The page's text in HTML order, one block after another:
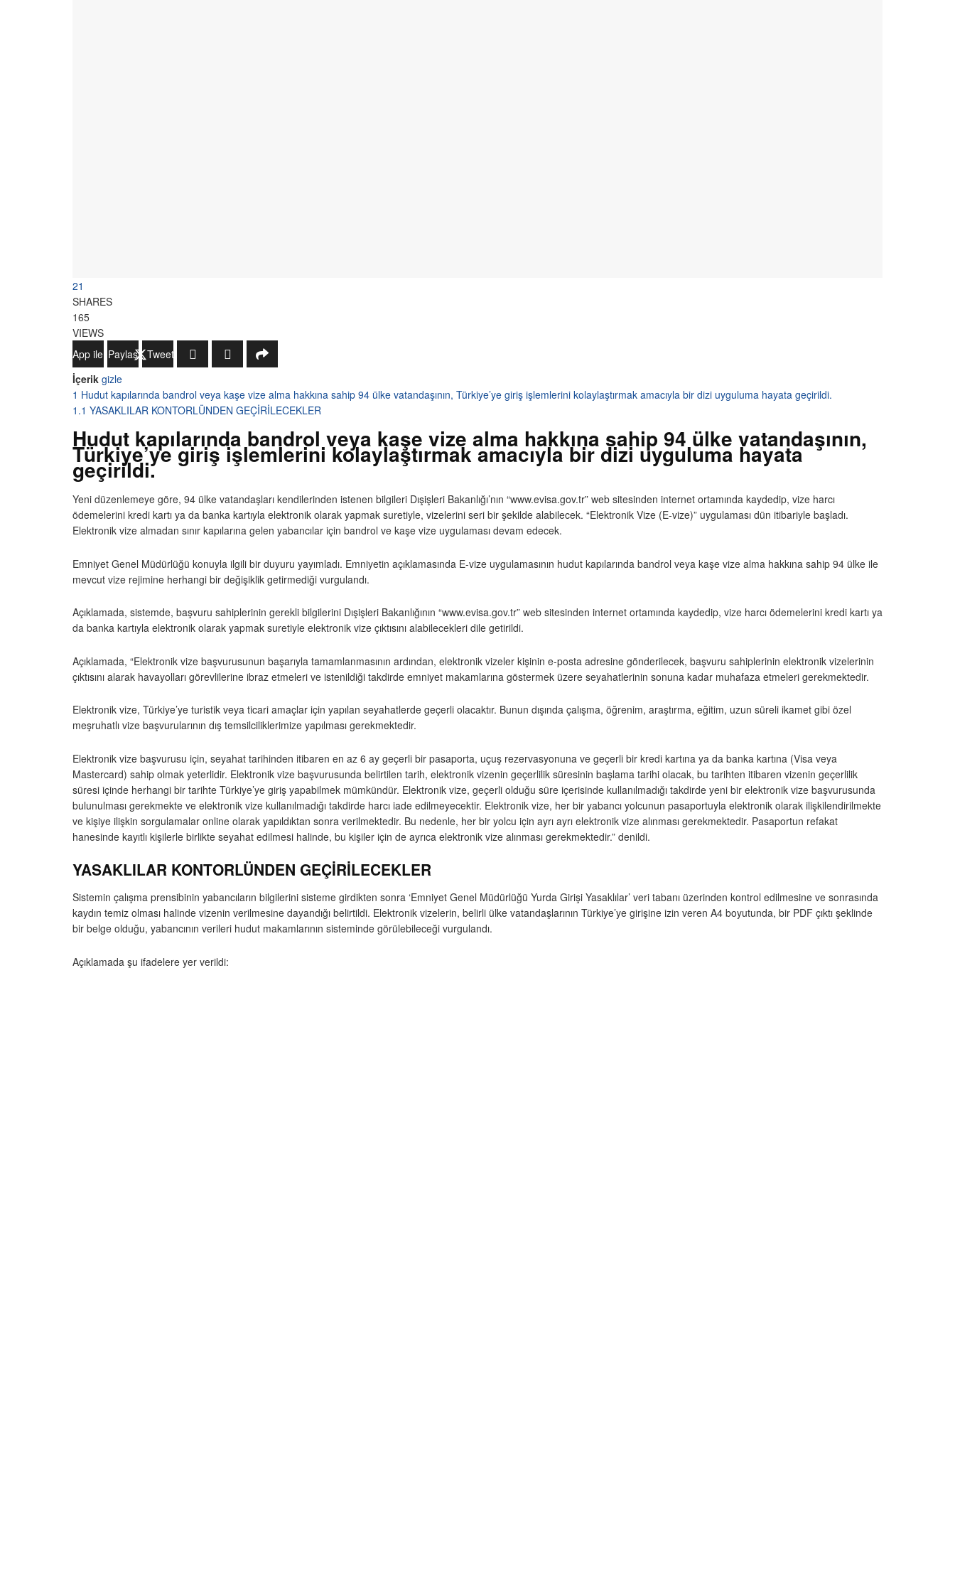
21
SHARES
165
VIEWS
WhatsApp ile Gönder
Paylaş
Tweetle
İçerik gizle
1 Hudut kapılarında bandrol veya kaşe vize alma hakkına sahip 94 ülke vatandaşının, Türkiye’ye giriş işlemlerini kolaylaştırmak amacıyla bir dizi uyguluma hayata geçirildi.
1.1 YASAKLILAR KONTORLÜNDEN GEÇİRİLECEKLER
Hudut kapılarında bandrol veya kaşe vize alma hakkına sahip 94 ülke vatandaşının,
Türkiye’ye giriş işlemlerini kolaylaştırmak amacıyla bir dizi uyguluma hayata
geçirildi.
Yeni düzenlemeye göre, 94 ülke vatandaşları kendilerinden istenen bilgileri Dışişleri Bakanlığı’nın “www.evisa.gov.tr” web sitesinden internet ortamında kaydedip, vize harcı
ödemelerini kredi kartı ya da banka kartıyla elektronik olarak yapmak suretiyle, vizelerini seri bir şekilde alabilecek. “Elektronik Vize (E-vize)” uygulaması dün itibariyle başladı.
Elektronik vize almadan sınır kapılarına gelen yabancılar için bandrol ve kaşe vize uygulaması devam edecek.
Emniyet Genel Müdürlüğü konuyla ilgili bir duyuru yayımladı. Emniyetin açıklamasında E-vize uygulamasının hudut kapılarında bandrol veya kaşe vize alma hakkına sahip 94 ülke ile
mevcut vize rejimine herhangi bir değişiklik getirmediği vurgulandı.
Açıklamada, sistemde, başvuru sahiplerinin gerekli bilgilerini Dışişleri Bakanlığının “www.evisa.gov.tr” web sitesinden internet ortamında kaydedip, vize harcı ödemelerini kredi kartı ya
da banka kartıyla elektronik olarak yapmak suretiyle elektronik vize çıktısını alabilecekleri dile getirildi.
Açıklamada, “Elektronik vize başvurusunun başarıyla tamamlanmasının ardından, elektronik vizeler kişinin e-posta adresine gönderilecek, başvuru sahiplerinin elektronik vizelerinin
çıktısını alarak havayolları görevlilerine ibraz etmeleri ve istenildiği takdirde emniyet makamlarına göstermek üzere seyahatlerinin sonuna kadar muhafaza etmeleri gerekmektedir.
Elektronik vize, Türkiye’ye turistik veya ticari amaçlar için yapılan seyahatlerde geçerli olacaktır. Bunun dışında çalışma, öğrenim, araştırma, eğitim, uzun süreli ikamet gibi özel
meşruhatlı vize başvurularının dış temsilciliklerimize yapılması gerekmektedir.
Elektronik vize başvurusu için, seyahat tarihinden itibaren en az 6 ay geçerli bir pasaporta, uçuş rezervasyonuna ve geçerli bir kredi kartına ya da banka kartına (Visa veya
Mastercard) sahip olmak yeterlidir. Elektronik vize başvurusunda belirtilen tarih, elektronik vizenin geçerlilik süresinin başlama tarihi olacak, bu tarihten itibaren vizenin geçerlilik
süresi içinde herhangi bir tarihte Türkiye’ye giriş yapabilmek mümkündür. Elektronik vize, geçerli olduğu süre içerisinde kullanılmadığı takdirde yeni bir elektronik vize başvurusunda
bulunulması gerekmekte ve elektronik vize kullanılmadığı takdirde harcı iade edilmeyecektir. Elektronik vize, her bir yabancı yolcunun pasaportuyla elektronik olarak ilişkilendirilmekte
ve kişiye ilişkin sorgulamalar online olarak yapıldıktan sonra verilmektedir. Bu nedenle, her bir yolcu için ayrı ayrı elektronik vize alınması gerekmektedir. Pasaportun refakat
hanesinde kayıtlı kişilerle birlikte seyahat edilmesi halinde, bu kişiler için de ayrıca elektronik vize alınması gerekmektedir.” denildi.
YASAKLILAR KONTORLÜNDEN GEÇİRİLECEKLER
Sistemin çalışma prensibinin yabancıların bilgilerini sisteme girdikten sonra ‘Emniyet Genel Müdürlüğü Yurda Girişi Yasaklılar’ veri tabanı üzerinden kontrol edilmesine ve sonrasında
kaydın temiz olması halinde vizenin verilmesine dayandığı belirtildi. Elektronik vizelerin, belirli ülke vatandaşlarının Türkiye’ye girişine izin veren A4 boyutunda, bir PDF çıktı şeklinde
bir belge olduğu, yabancının verileri hudut makamlarının sisteminde görülebileceği vurgulandı.
Açıklamada şu ifadelere yer verildi: